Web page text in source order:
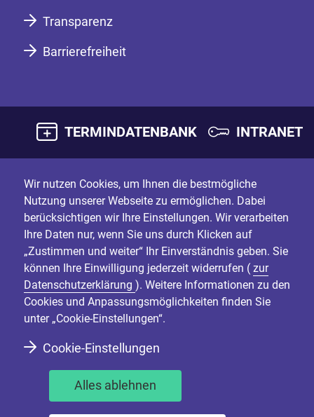
Transparenz
Barrierefreiheit
TERMINDATENBANK INTRANET
Wir nutzen Cookies, um Ihnen die bestmögliche
Nutzung unserer Webseite zu ermöglichen. Dabei
berücksichtigen wir Ihre Einstellungen. Wir verarbeiten
Ihre Daten nur, wenn Sie uns durch Klicken auf
„Zustimmen und weiter“ Ihr Einverständnis geben. Sie
können Ihre Einwilligung jederzeit widerrufen ( zur
Datenschutzerklärung ). Weitere Informationen zu den
Cookies und Anpassungsmöglichkeiten finden Sie
unter „Cookie-Einstellungen“.
Cookie-Einstellungen
Alles ablehnen